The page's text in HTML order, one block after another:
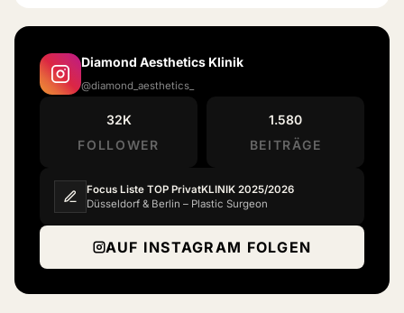
Diamond Aesthetics Klinik
@diamond_aesthetics_
32K
FOLLOWER
1.580
BEITRÄGE
Focus Liste TOP PrivatKLINIK 2025/2026
Düsseldorf & Berlin – Plastic Surgeon
AUF INSTAGRAM FOLGEN